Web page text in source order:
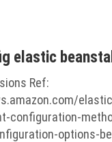
elastic
Ref:
configuration-
options-